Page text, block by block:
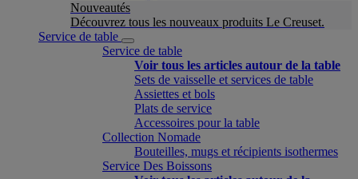
Nouveautés
Découvrez tous les nouveaux produits Le Creuset.
Service de table
Service de table
Voir tous les articles autour de la table
Sets de vaisselle et services de table
Assiettes et bols
Plats de service
Accessoires pour la table
Collection Nomade
Bouteilles, mugs et récipients isothermes
Service Des Boissons